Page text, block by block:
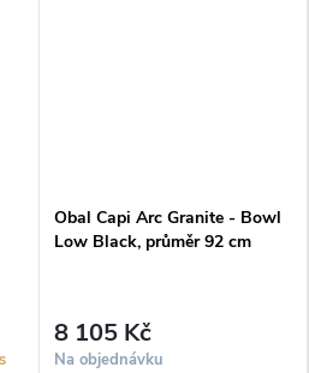
Obal Capi Arc Granite - Bowl
Low Black, průměr 92 cm
8 105 Kč
Na objednávku